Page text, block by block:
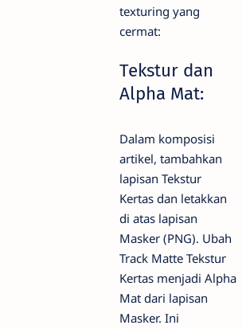
texturing yang
cermat:
Tekstur dan
Alpha Mat:
Dalam komposisi
artikel, tambahkan
lapisan Tekstur
Kertas dan letakkan
di atas lapisan
Masker (PNG). Ubah
Track Matte Tekstur
Kertas menjadi Alpha
Mat dari lapisan
Masker. Ini